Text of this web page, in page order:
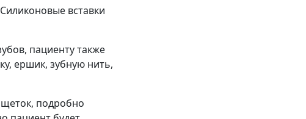
вставки
пациенту также
ершик, зубную нить,
щеток, подробно